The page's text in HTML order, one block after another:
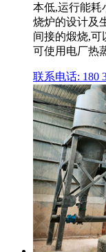
本低,运行能耗
烧炉的设计及
间接的煅烧,可
可使用电厂热
联系电话: 180